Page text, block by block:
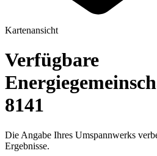
Kartenansicht
Verfügbare
8141
Die Angabe Ihres Umspannwerks
Ergebnisse.